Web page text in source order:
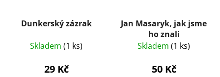
Dunkerský zázrak
Skladem (1 ks)
29 Kč
Jan Masaryk, jak jsme
ho znali
Skladem (1 ks)
50 Kč